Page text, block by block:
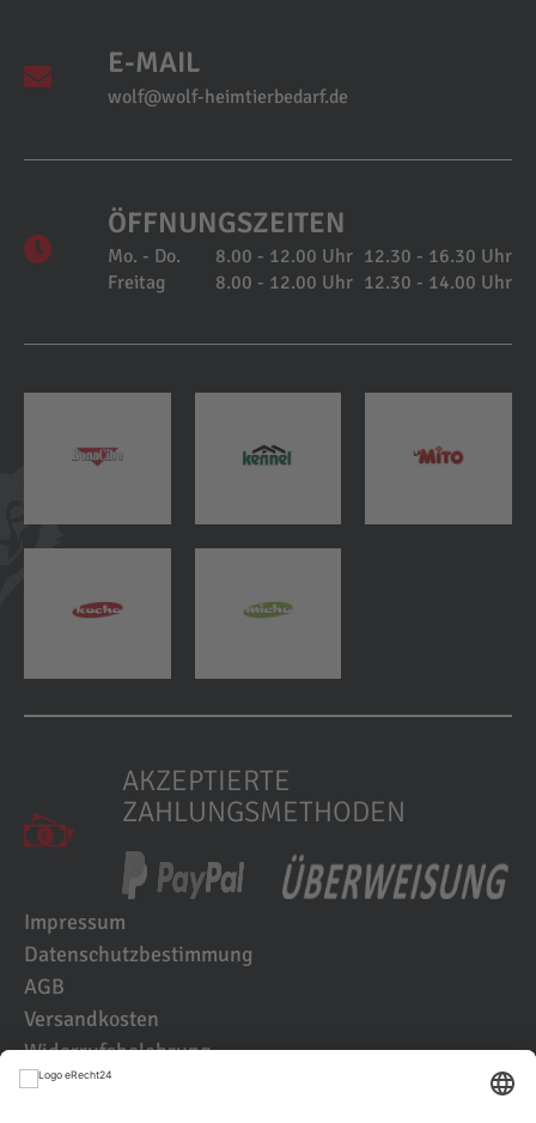
E-MAIL
wolf@wolf-heimtierbedarf.de
ÖFFNUNGSZEITEN
Mo. - Do. 8.00 - 12.00 Uhr 12.30 - 16.30 Uhr
Freitag
8.00 - 12.00 Uhr 12.30 - 14.00 Uhr
AKZEPTIERTE
ZAHLUNGSMETHODEN
Impressum
Datenschutzbestimmung
AGB
Versandkosten
Widerrufsbelehrung
Kundenbewertungen